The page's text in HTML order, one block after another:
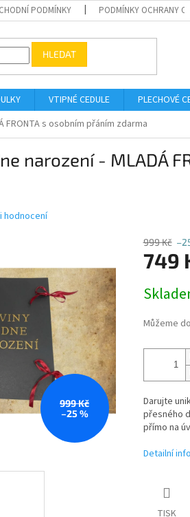
PODMÍNKY PODMÍNKY OCHRANY
HLEDAT
VTIPNÉ CEDULE PLECHOVÉ
FRONTA s osobním přáním zdarma
narození - MLADÁ
hodnocení
999 Kč
–25 %
999 Kč
749
cena:
Můžeme
Darujte
přesného
přímo na
Detailní
TISK